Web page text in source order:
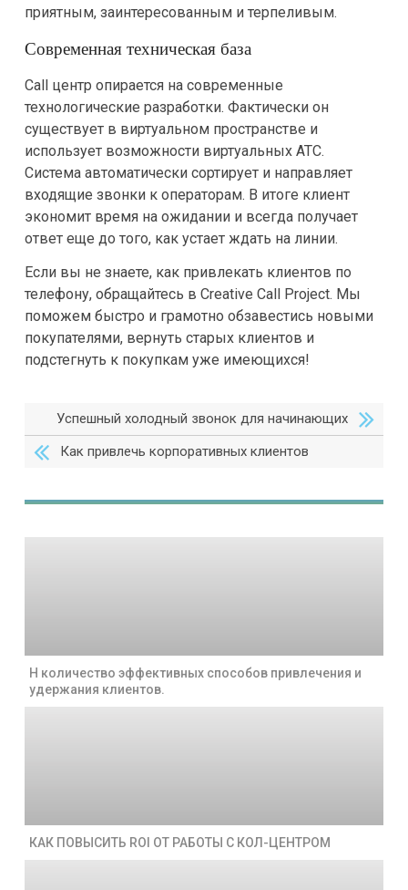
приятным, заинтересованным и терпеливым.
Современная техническая база
Call центр опирается на современные
технологические разработки. Фактически он
существует в виртуальном пространстве и
использует возможности виртуальных АТС.
Система автоматически сортирует и направляет
входящие звонки к операторам. В итоге клиент
экономит время на ожидании и всегда получает
ответ еще до того, как устает ждать на линии.
Если вы не знаете, как привлекать клиентов по
телефону, обращайтесь в Creative Call Project. Мы
поможем быстро и грамотно обзавестись новыми
покупателями, вернуть старых клиентов и
подстегнуть к покупкам уже имеющихся!
Успешный холодный звонок для начинающих
Как привлечь корпоративных клиентов
Н количество эффективных способов привлечения и
удержания клиентов.
КАК ПОВЫСИТЬ ROI ОТ РАБОТЫ С КОЛ-ЦЕНТРОМ